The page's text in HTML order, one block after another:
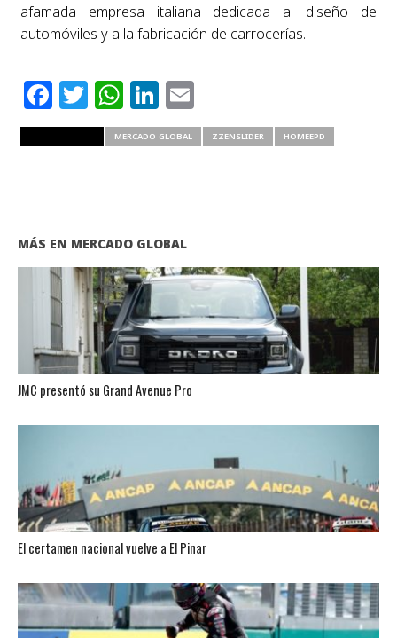
afamada empresa italiana dedicada al diseño de
automóviles y a la fabricación de carrocerías.
Facebook
Twitter
WhatsApp
LinkedIn
Email
MERCADO GLOBAL ZZENSLIDER HOMEEPD
MÁS EN MERCADO GLOBAL
JMC presentó su Grand Avenue Pro
El certamen nacional vuelve a El Pinar